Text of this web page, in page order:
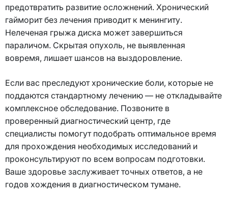
предотвратить развитие осложнений. Хронический
гайморит без лечения приводит к менингиту.
Нелеченая грыжа диска может завершиться
параличом. Скрытая опухоль, не выявленная
вовремя, лишает шансов на выздоровление.
Если вас преследуют хронические боли, которые не
поддаются стандартному лечению — не откладывайте
комплексное обследование. Позвоните в
проверенный диагностический центр, где
специалисты помогут подобрать оптимальное время
для прохождения необходимых исследований и
проконсультируют по всем вопросам подготовки.
Ваше здоровье заслуживает точных ответов, а не
годов хождения в диагностическом тумане.